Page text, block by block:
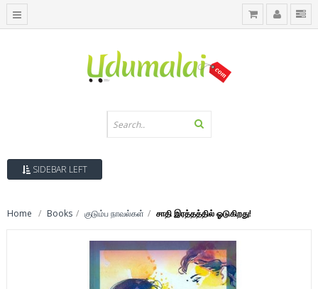
SIDEBAR LEFT
Home Books குடும்ப நாவல்கள் சாதி இரத்தத்தில் ஓடுகிறது!